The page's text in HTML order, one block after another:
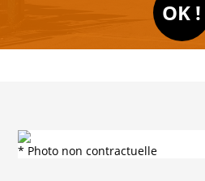
* Photo non contractuelle